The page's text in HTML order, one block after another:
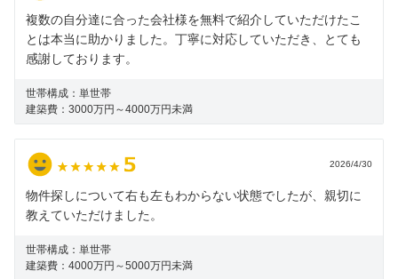
複数の自分達に合った会社様を無料で紹介していただけたこ
とは本当に助かりました。丁寧に対応していただき、とても
感謝しております。
世帯構成： 単世帯
建築費： 3000万円～4000万円未満
2026/4/30
物件探しについて右も左もわからない状態でしたが、親切に
教えていただけました。
世帯構成： 単世帯
建築費： 4000万円～5000万円未満